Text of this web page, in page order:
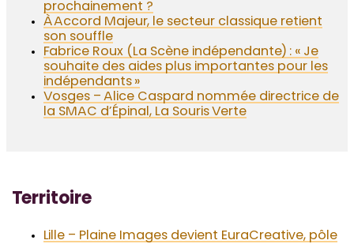
prochainement ?
À Accord Majeur, le secteur classique retient
son souffle
Fabrice Roux (La Scène indépendante) : « Je
souhaite des aides plus importantes pour les
indépendants »
Vosges – Alice Caspard nommée directrice de
la SMAC d’Épinal, La Souris Verte
Territoire
Lille – Plaine Images devient EuraCreative, pôle